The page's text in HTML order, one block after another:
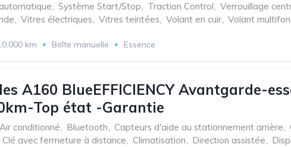
, Système Start/Stop, Traction Control, Verrouillage
, Vitres électriques, Vitres teintées, Volant en cuir, Volant
km Boîte manuelle Essence
A160 BlueEFFICIENCY Avantgarde-
Top état -Garantie
Air conditionné, Bluetooth, Capteurs d'aide au stationnement arrière,
Clé avec fermeture à distance, Climatisation, Direction assistée,